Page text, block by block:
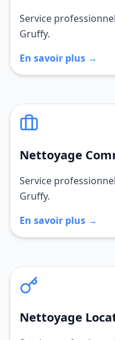
Service
Gruffy.
En savoir plus →
Nettoyage
Service
Gruffy.
En savoir plus →
Nettoyage